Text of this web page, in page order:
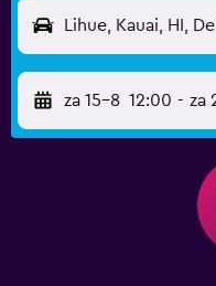
Lihue, Kauai, HI,
za 15-8 12:00 - za